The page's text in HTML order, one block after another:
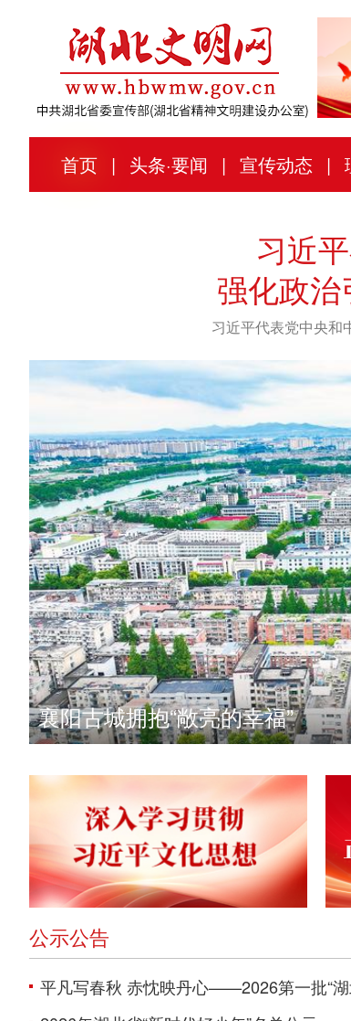
首页 | 头条·要闻 | 宣传动态 |
习近
强化政
习近平代表党中央和
武汉市江汉区以“五改四好”焕活
公示公告
平凡写春秋 赤忱映丹心——2026第一批“湖北好人”上榜人物